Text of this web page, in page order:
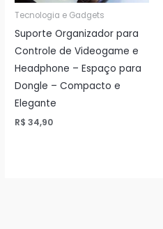
Tecnologia e Gadgets
Suporte Organizador para
Controle de Videogame e
Headphone – Espaço para
Dongle – Compacto e
Elegante
R$ 34,90